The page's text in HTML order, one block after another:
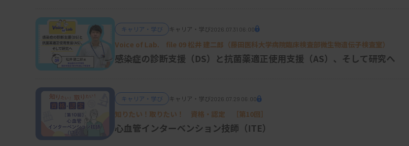
抽出された特徴量を使ってモデルを構築し、大量のデータを用いて学習させる工程です。
ここで登場するのが深層学習モデルの中でもトランスフォーマーと呼ばれる技術です。そ
の中核にあるのがアテンション機構で、生成AIモデルの性能を飛躍的に向上させたコア技
術の一つです。アテンション機構は、文章中のどの部分が、今注目している単語やタスク
例えば、「彼は顕微鏡で標本を観察している」という文で「彼」が誰を指すかを判断した
い場合、アテンション機構は「観察している」や「顕微鏡」といった単語に強く注意を向
キャリア・学び キャリア・学び2026.07.31 06:00
Voice of Lab. file 09 松井 建二郎（藤田医科大学病院臨床検査部微生物遺伝子検査室）
感染症の診断支援（DS）と抗菌薬適正使用支援（AS）、そして研究へ
キャリア・学び キャリア・学び2026.07.29 06:00
知りたい！取りたい！ 資格・認定 ［第10回］
心血管インターベンション技師（ITE）